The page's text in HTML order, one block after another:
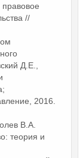
//
Д.Е.,
2016.
В.А.
теория и